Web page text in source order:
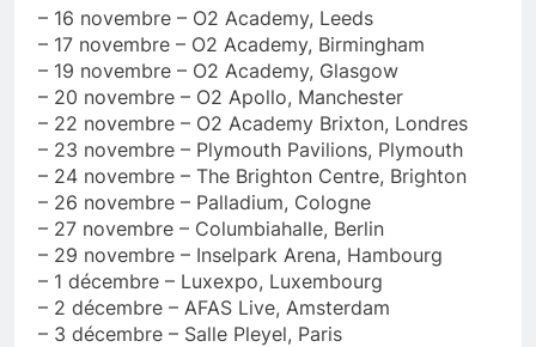
– 16 novembre – O2 Academy, Leeds
– 17 novembre – O2 Academy, Birmingham
– 19 novembre – O2 Academy, Glasgow
– 20 novembre – O2 Apollo, Manchester
– 22 novembre – O2 Academy Brixton, Londres
– 23 novembre – Plymouth Pavilions, Plymouth
– 24 novembre – The Brighton Centre, Brighton
– 26 novembre – Palladium, Cologne
– 27 novembre – Columbiahalle, Berlin
– 29 novembre – Inselpark Arena, Hambourg
– 1 décembre – Luxexpo, Luxembourg
– 2 décembre – AFAS Live, Amsterdam
– 3 décembre – Salle Pleyel, Paris